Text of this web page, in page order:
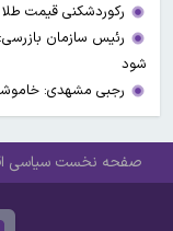
رکوردشکنی قیمت طلا و ارز؛
رئیس سازمان
شود
رجبی مشهدی: خاموشی‌ها تا ۲ هفته آینده
صفحه نخست سیاسی